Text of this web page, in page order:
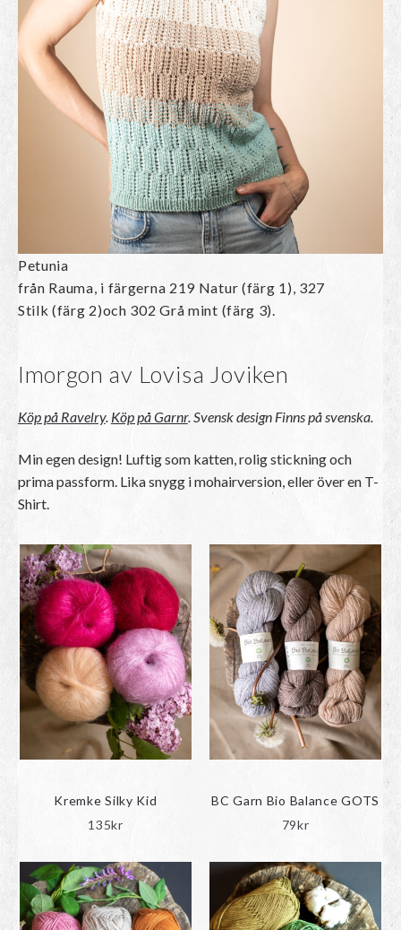
Petunia
från Rauma, i färgerna 219 Natur (färg 1), 327
Stilk (färg 2)och 302 Grå mint (färg 3).
Imorgon av Lovisa Joviken
Köp på Ravelry. Köp på Garnr. Svensk design Finns på svenska.
Min egen design! Luftig som katten, rolig stickning och
prima passform. Lika snygg i mohairversion, eller över en T-
Shirt.
Kremke Silky Kid
135kr
BC Garn Bio Balance GOTS
79kr